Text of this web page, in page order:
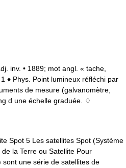
inv. • 1889; mot angl. « tache,
♦ Phys. Point lumineux réfléchi par
de mesure (galvanomètre,
d une échelle graduée. ♢
Spot 5 Les satellites Spot (Système
la Terre ou Satellite Pour
sont une série de satellites de